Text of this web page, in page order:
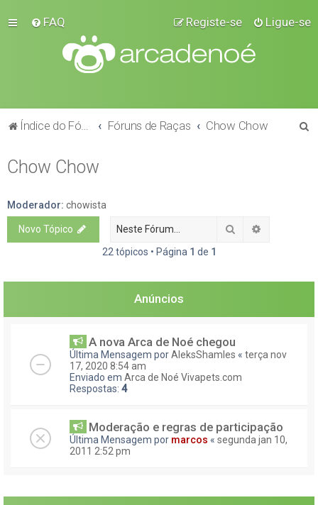
FAQ Ligue-se
Registe-se
Índice do Fórum Fóruns de Raças Chow Chow
r
Chow Chow
Moderador: chowista
Novo Tópico Pesquisar
22 tópicos • Página 1 de 1
Anúncios
A nova Arca de Noé chegou
Última Mensagem porAleksShamles « terça nov
17, 2020 8:54 am
Enviado em Arca de Noé Vivapets.com
Respostas: 4
Moderação e regras de participação
Última Mensagem por marcos « segunda jan 10,
2011 2:52 pm